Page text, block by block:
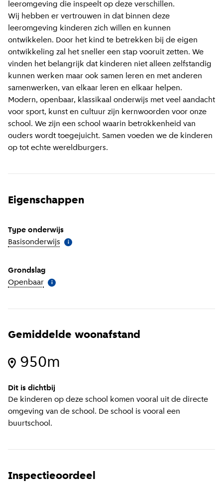
leeromgeving die inspeelt op deze verschillen.
Wij hebben er vertrouwen in dat binnen deze
leeromgeving kinderen zich willen en kunnen
ontwikkelen. Door het kind te betrekken bij de eigen
ontwikkeling zal het sneller een stap vooruit zetten. We
vinden het belangrijk dat kinderen niet alleen zelfstandig
kunnen werken maar ook samen leren en met anderen
samenwerken, van elkaar leren en elkaar helpen.
Modern, openbaar, klassikaal onderwijs met veel aandacht
voor sport, kunst en cultuur zijn kernwoorden voor onze
school. We zijn een school waarin betrokkenheid van
ouders wordt toegejuicht. Samen voeden we de kinderen
op tot echte wereldburgers.
Eigenschappen
Type onderwijs
Basisonderwijs Meer informatie
i
Grondslag
Openbaar Meer informatie
i
Gemiddelde woonafstand
950m
Dit is dichtbij
De kinderen op deze school komen vooral uit de directe
omgeving van de school. De school is vooral een
buurtschool.
Inspectieoordeel